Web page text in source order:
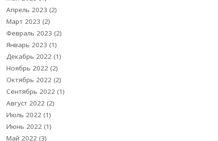
Апрель 2023 (2)
Март 2023 (2)
Февраль 2023 (2)
Январь 2023 (1)
Декабрь 2022 (1)
Ноябрь 2022 (2)
Октябрь 2022 (2)
Сентябрь 2022 (1)
Август 2022 (2)
Июль 2022 (1)
Июнь 2022 (1)
Май 2022 (3)